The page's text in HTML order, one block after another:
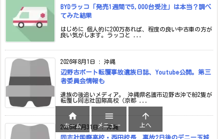
BYDラッコ「発売1週間で5,000台受注」は本当？調べ
てみた結果
はじめに 個人的に200万あれば、程度の良い中古車の方が
良い気がします。ラッコと ...
2026年8月1日 : 沖縄
辺野古ボート転覆事故遺族日誌、Youtube公開。第三
者委員会情報も
遺族の後追いメディア。 沖縄県名護市辺野古沖で船2隻が
転覆し同志社国際高校（京都 ...
2026年7月31日:沖縄

ホーム

メニュー

上へ